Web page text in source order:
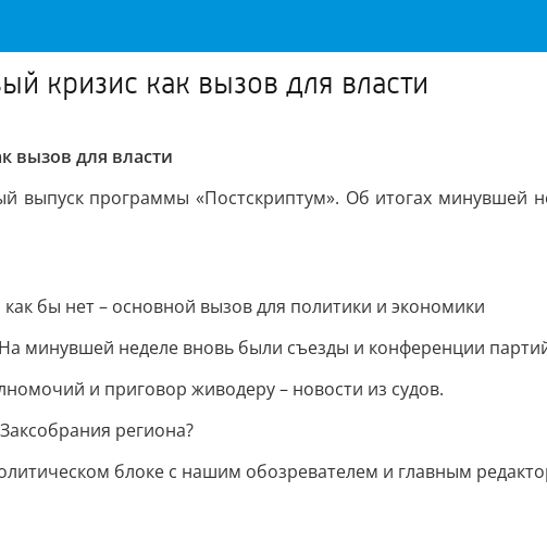
кризис как вызов для власти
вызов для власти
выпуск программы «Постскриптум». Об итогах минувшей
бы нет – основной вызов для политики и экономики
минувшей неделе вновь были съезды и конференции
и приговор живодеру – новости из судов.
региона?
блоке с нашим обозревателем и главным